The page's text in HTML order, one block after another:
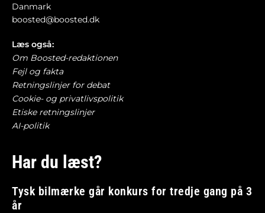
Danmark
boosted@boosted.dk
Læs også:
Om Boosted-redaktionen
Fejl og fakta
Retningslinjer for debat
Cookie- og privatlivspolitik
Etiske retningslinjer
AI-politik
Har du læst?
Tysk bilmærke går konkurs for tredje gang på 3
år